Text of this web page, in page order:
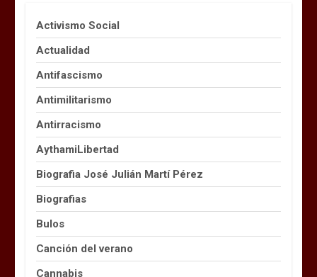
Activismo Social
Actualidad
Antifascismo
Antimilitarismo
Antirracismo
AythamiLibertad
Biografia José Julián Martí Pérez
Biografias
Bulos
Canción del verano
Cannabis